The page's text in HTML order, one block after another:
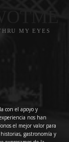
MY EYES
con el apoyo y
nos han
el mejor valor para
gastronomía y